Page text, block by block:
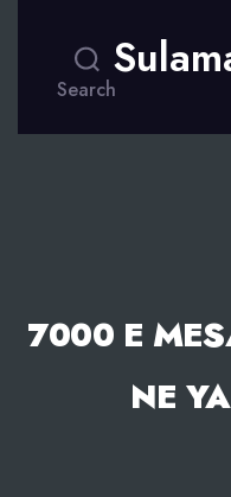
Search
7000 E
NE